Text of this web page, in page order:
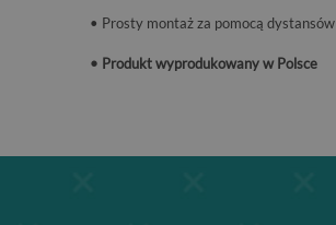
• Prosty montaż za pomocą dystansów
• Produkt wyprodukowany w Polsce